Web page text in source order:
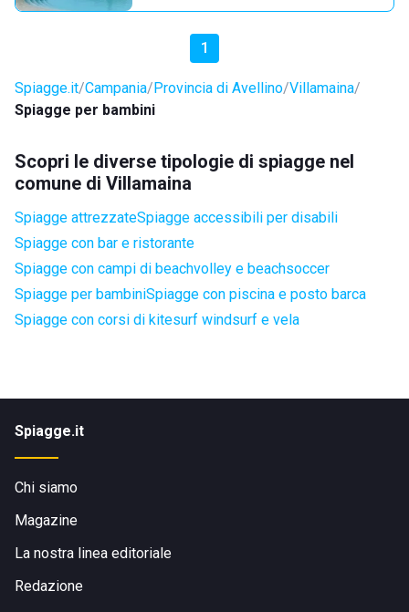
1
Spiagge.it Campania Provincia di Avellino Villamaina
Spiagge per bambini
Scopri le diverse tipologie di spiagge nel
comune di Villamaina
Spiagge attrezzateSpiagge accessibili per disabili
Spiagge con bar e ristorante
Spiagge con campi di beachvolley e beachsoccer
Spiagge per bambiniSpiagge con piscina e posto barca
Spiagge con corsi di kitesurf windsurf e vela
Spiagge.it
Chi siamo
Magazine
La nostra linea editoriale
Redazione